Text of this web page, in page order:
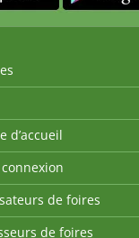
d’accueil
de foires
de foires